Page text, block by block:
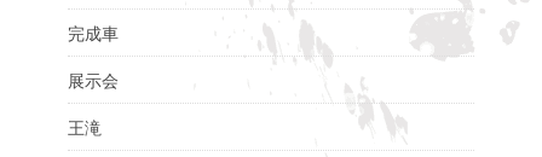
完成車
展示会
王滝